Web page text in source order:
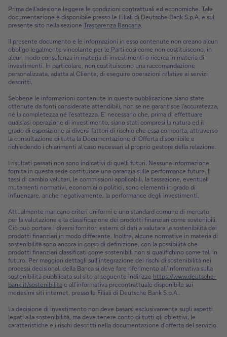
Prima dell'adesione leggere le condizioni contrattuali ed economiche. Tale
documentazione è disponibile presso le Filiali di Deutsche Bank S.p.A. e sul
presente sito nella sezione Trasparenza Bancaria.
Il presente documento e le informazioni in esso contenute non creano alcun
obbligo legalmente vincolante per le Parti così come non costituiscono, in
alcun modo consulenza in materia di investimenti o ricerca in materia di
investimenti. In particolare, non costituiscono una raccomandazione
personalizzata, adatta al Cliente, di eseguire operazioni relative ai servizi
descritti.
Sebbene le informazioni contenute in questa pubblicazione siano state
ottenute da fonti considerate attendibili, non se ne garantisce l’accuratezza,
né la completezza né l’esattezza. E’ necessario che, prima di effettuare
qualsiasi operazione di investimento, siano stati compresi la natura ed il
grado di esposizione ai diversi fattori di rischio che essa comporta, attraverso
la consultazione di tutta la Documentazione di Offerta disponibile e
richiedendo i chiarimenti al caso necessari al proprio gestore della relazione.
I risultati passati non sono indicativi di quelli futuri. Nessuna informazione
fornita in questa sede costituisce una garanzia sulle performance future. I
tassi di cambio valutari, le commissioni applicabili, la tassazione, eventuali
mutamenti normativi, economici o politici, sono elementi in grado di
influenzare, anche negativamente, la performance degli investimenti.
Attualmente mancano criteri uniformi e uno standard comune di mercato
per la valutazione e la classificazione dei prodotti finanziari come sostenibili.
Ciò può portare i diversi fornitori esterni di dati a valutare la sostenibilità dei
prodotti finanziari in modo differente. Inoltre, alcune normative in materia di
sostenibilità sono ancora in corso di definizione, con la possibilità che
prodotti finanziari classificati come sostenibili non si qualifichino come tali in
futuro. Per maggiori dettagli sull’integrazione dei rischi di sostenibilità nei
processi decisionali della Banca si deve fare riferimento all’informativa sulla
sostenibilità pubblicata sul sito al seguente indirizzo https://www.deutsche-
bank.it/sostenibilita e all’informativa precontrattuale disponibile sui
medesimi siti internet, presso le Filiali di Deutsche Bank S.p.A..
La decisione di investimento non deve basarsi esclusivamente sugli aspetti
legati alla sostenibilità, ma deve tenere conto di tutti gli obiettivi, le
caratteristiche e i rischi descritti nella documentazione d'offerta del servizio.